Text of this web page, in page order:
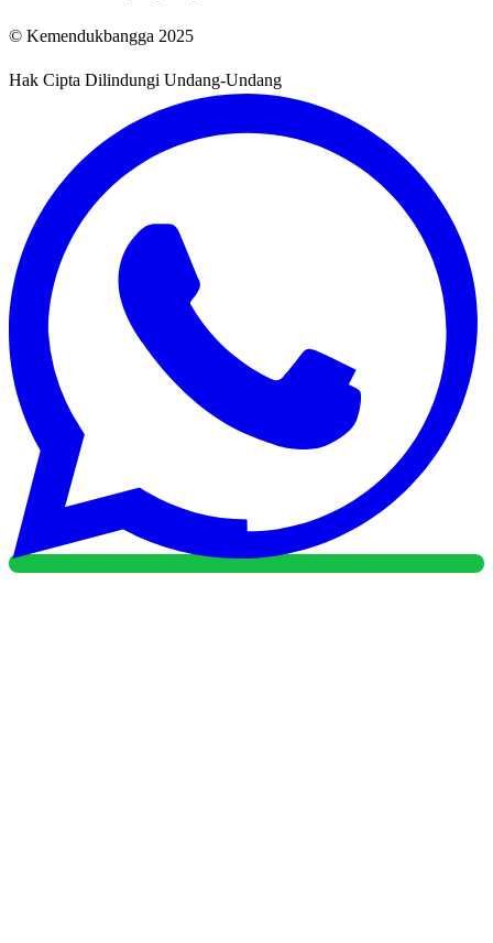
© Kemendukbangga 2025
Hak Cipta Dilindungi Undang-Undang